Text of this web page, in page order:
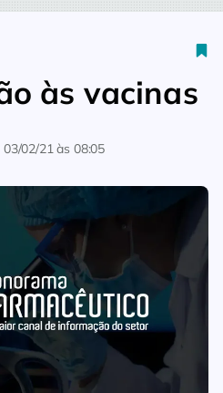
às vacinas
03/02/21 às 08:05